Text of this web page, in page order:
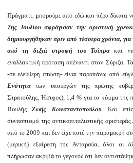
Πράγματι, μπορούμε από εδώ και πέρα δίκαια
7ης Ιουλίου σφράγισαν την οριστική
δημιουργήθηκαν πριν από τέσσερα χρόνια, για
από τη δεξιά στροφή του Τσίπρακαι να
εναλλακτική πρόταση απέναντι στον Σύριζα.
-σε ελεύθερη πτώση- είναι παραπάνω από
Ενότητατων υπουργών της πρώτης
Στρατούλης, Ήσυχος), 1,4 % για το κόμμα της
ΒουλήςΖωής Κωνσταντοπούλου. Και
συνασπισμό της αντικαπιταλιστικής αριστεράς
από το 2009 και δεν είχε ποτέ την παραμικρή
(μερική) εξαίρεση της Ανταρσύα, όλοι οι
πλήρωσαν ακριβά το γεγονός ότι δεν